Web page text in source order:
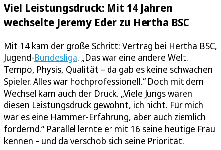
Viel Leistungsdruck: Mit 14 Jahren
wechselte Jeremy Eder zu Hertha BSC
Mit 14 kam der große Schritt: Vertrag bei Hertha BSC,
Jugend-Bundesliga. „Das war eine andere Welt.
Tempo, Physis, Qualität – da gab es keine schwachen
Spieler. Alles war hochprofessionell.“ Doch mit dem
Wechsel kam auch der Druck. „Viele Jungs waren
diesen Leistungsdruck gewohnt, ich nicht. Für mich
war es eine Hammer-Erfahrung, aber auch ziemlich
fordernd.“ Parallel lernte er mit 16 seine heutige Frau
kennen – und da verschob sich seine Priorität.